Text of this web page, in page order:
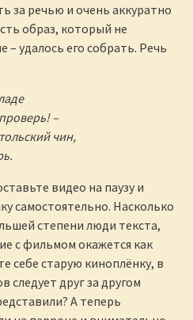
за речью и очень аккуратно
образ, который не
– удалось его собрать. Речь
–
чин,
видео на паузу и
самостоятельно. Насколько
степени люди текста,
с фильмом окажется как
себе старую киноплёнку, в
следует друг за другом
А теперь